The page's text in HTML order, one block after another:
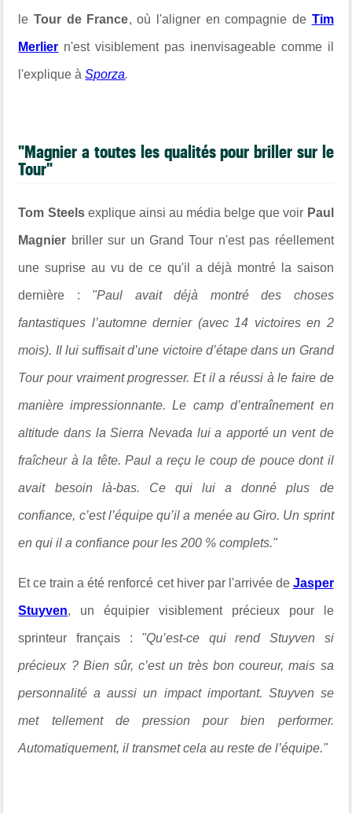
leTour de France, où l'aligner en compagnie de Tim
Merlier n'est visiblement pas inenvisageable comme il
l'explique àSporza.
"Magnier a toutes les qualités pour briller sur le
Tour"
Tom Steels explique ainsi au média belge que voir Paul
Magnier briller sur un Grand Tour n'est pas réellement
une suprise au vu de ce qu'il a déjà montré la saison
dernière : "Paul avait déjà montré des choses
fantastiques l’automne dernier (avec 14 victoires en 2
mois). Il lui suffisait d’une victoire d’étape dans un Grand
Tour pour vraiment progresser. Et il a réussi à le faire de
manière impressionnante. Le camp d’entraînement en
altitude dans la Sierra Nevada lui a apporté un vent de
fraîcheur à la tête. Paul a reçu le coup de pouce dont il
avait besoin là-bas. Ce qui lui a donné plus de
confiance, c’est l’équipe qu’il a menée au Giro. Un sprint
en qui il a confiance pour les 200 % complets."
Et ce train a été renforcé cet hiver par l'arrivée de Jasper
Stuyven, un équipier visiblement précieux pour le
sprinteur français : "Qu’est-ce qui rend Stuyven si
précieux ? Bien sûr, c’est un très bon coureur, mais sa
personnalité a aussi un impact important. Stuyven se
met tellement de pression pour bien performer.
Automatiquement, il transmet cela au reste de l’équipe."